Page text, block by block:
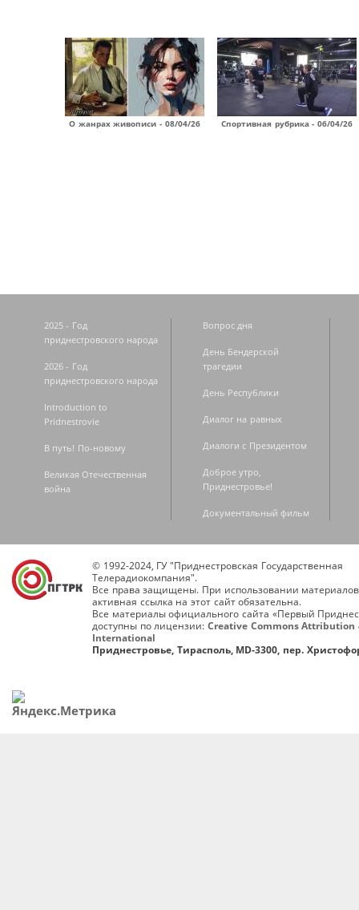
О жанрах живописи - 08/04/26 Спортивная рубрика - 06/04/26
2025 - Год
приднестровского народа
2026 - Год
приднестровского народа
Introduction to
Pridnestrovie
В путь! По-новому
Великая Отечественная
война
Вопрос дня
День Бендерской
трагедии
День Республики
Диалог на равных
Диалоги с Президентом
Доброе утро,
Приднестровье!
Документальный фильм
© 1992-2024, ГУ "Приднестровская Государственная
Телерадиокомпания".
Все права защищены. При использовании
активная ссылка на этот сайт обязательна.
Все материалы официального сайта «Первый
доступны по лицензии: Creative Commons Attribution
International
Приднестровье, Тирасполь, MD-3300, пер.